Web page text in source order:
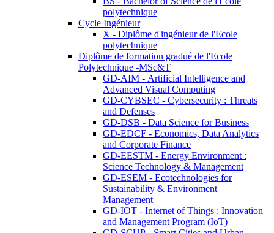
polytechnique
Cycle Ingénieur
X - Diplôme d'ingénieur de l'Ecole
polytechnique
Diplôme de formation gradué de l'Ecole
Polytechnique -MSc&T
GD-AIM - Artificial Intelligence and
Advanced Visual Computing
GD-CYBSEC - Cybersecurity : Threats
and Defenses
GD-DSB - Data Science for Business
GD-EDCF - Economics, Data Analytics
and Corporate Finance
GD-EESTM - Energy Environment :
Science Technology & Management
GD-ESEM - Ecotechnologies for
Sustainability & Environment
Management
GD-IOT - Internet of Things : Innovation
and Management Program (IoT)